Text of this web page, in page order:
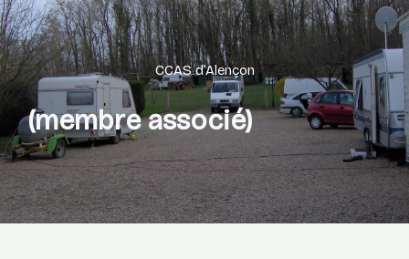
CCAS d’Alençon
(membre associé)